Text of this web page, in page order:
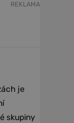
REKLAMA
je
skupiny